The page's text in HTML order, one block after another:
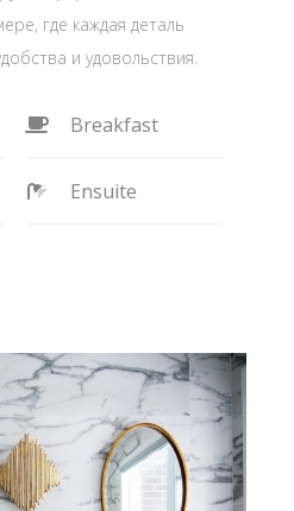
где каждая деталь
и удовольствия.
Breakfast
Ensuite